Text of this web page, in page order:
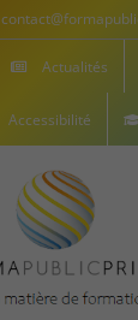
Actualités
Accessibilité